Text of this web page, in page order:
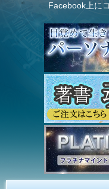
Facebook上に